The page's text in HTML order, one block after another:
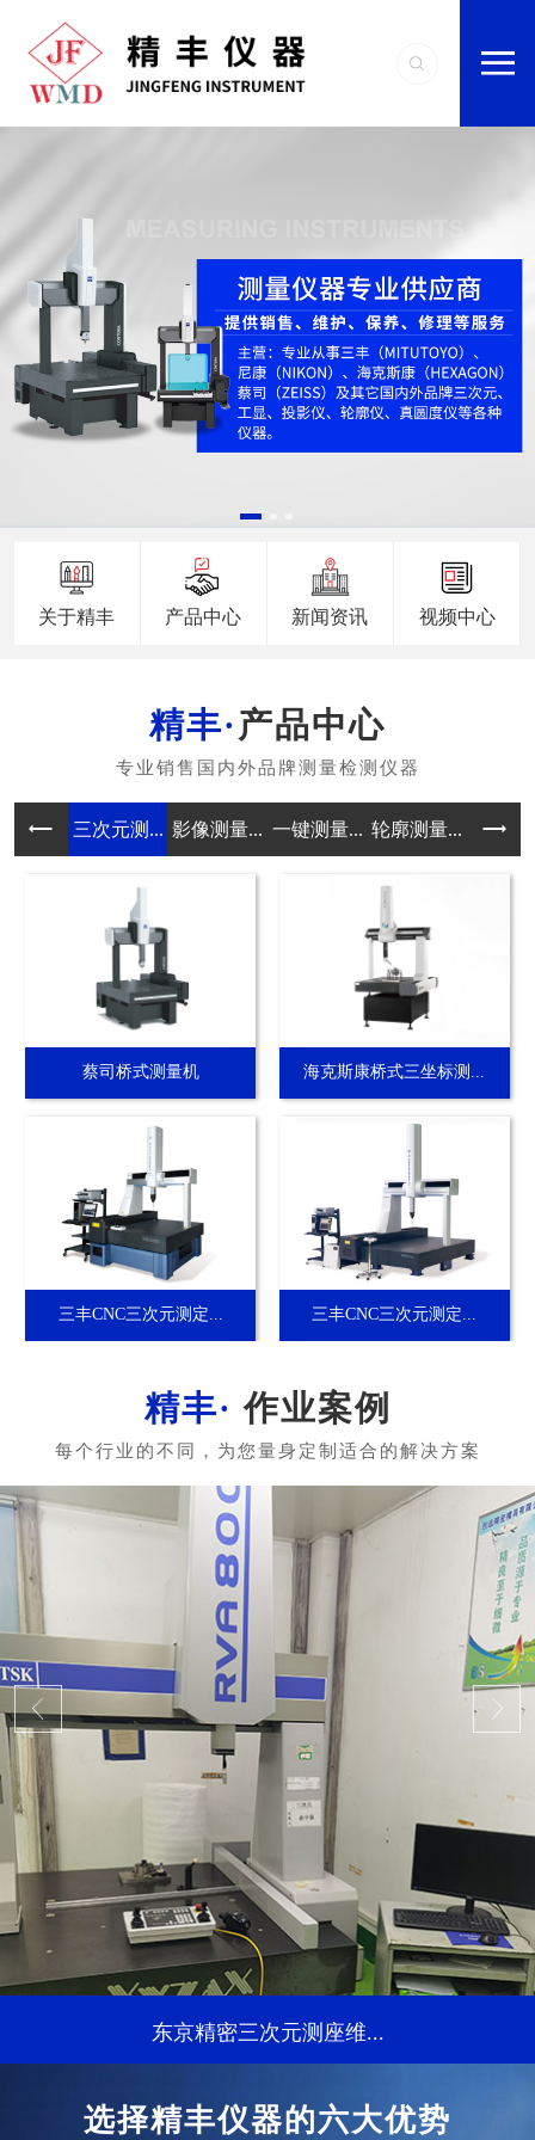
关于精丰 产品中心 新闻资讯 视频中心
产品中心
三次元测... 影像测量... 一键测量... 轮廓测量... 真圆
蔡司桥式测量机 海克斯康桥式三坐标测...
三丰CNC三次元测定... 三丰CNC三次元测定...
作业案例
东京精密三次元测座维...
...
选择精丰仪器的六大优势